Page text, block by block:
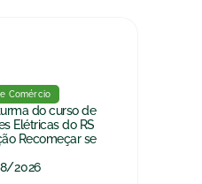
Comércio
do curso de
Elétricas do RS
Recomeçar se
2026